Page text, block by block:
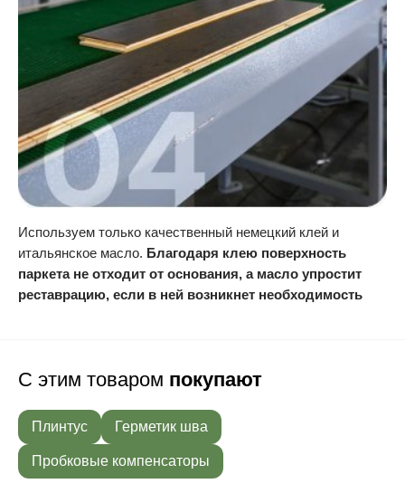
Используем только качественный немецкий клей и
итальянское масло. Благодаря клею поверхность
паркета не отходит от основания, а масло упростит
реставрацию, если в ней возникнет необходимость
С этим товаром покупают
Плинтус Герметик шва
Пробковые компенсаторы